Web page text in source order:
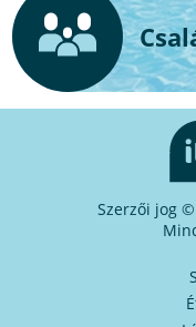
Szerzői jog